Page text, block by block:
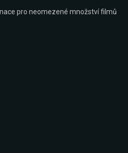
pro neomezené množství filmů